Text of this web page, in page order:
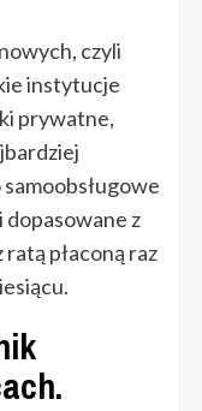
czyli
instytucje
prywatne,
z
płaconą raz